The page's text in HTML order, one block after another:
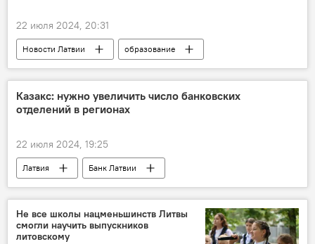
22 июля 2024, 20:31
Новости Латвии
образование
Минобороны Латвии
Казакс: нужно увеличить число банковских
отделений в регионах
22 июля 2024, 19:25
Латвия
Банк Латвии
Мартиньш Казакс
Не все школы нацменьшинств Литвы
смогли научить выпускников
литовскому